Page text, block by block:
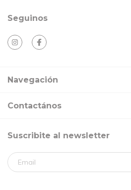
Seguinos
Navegación
Contactános
Suscribite al newsletter